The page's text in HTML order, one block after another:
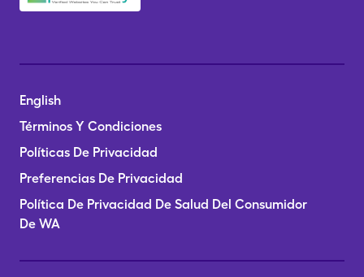
English
Términos Y Condiciones
Políticas De Privacidad
Preferencias De Privacidad
Política De Privacidad De Salud Del Consumidor
De WA